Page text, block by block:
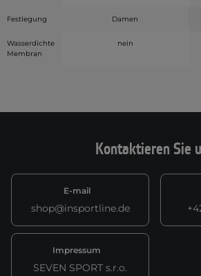
Festlegung Damen
Wasserdichte
Membran
nein
Kontaktieren Sie
E-mail
shop@insportline.de
Impressum
SEVEN SPORT s.r.o.